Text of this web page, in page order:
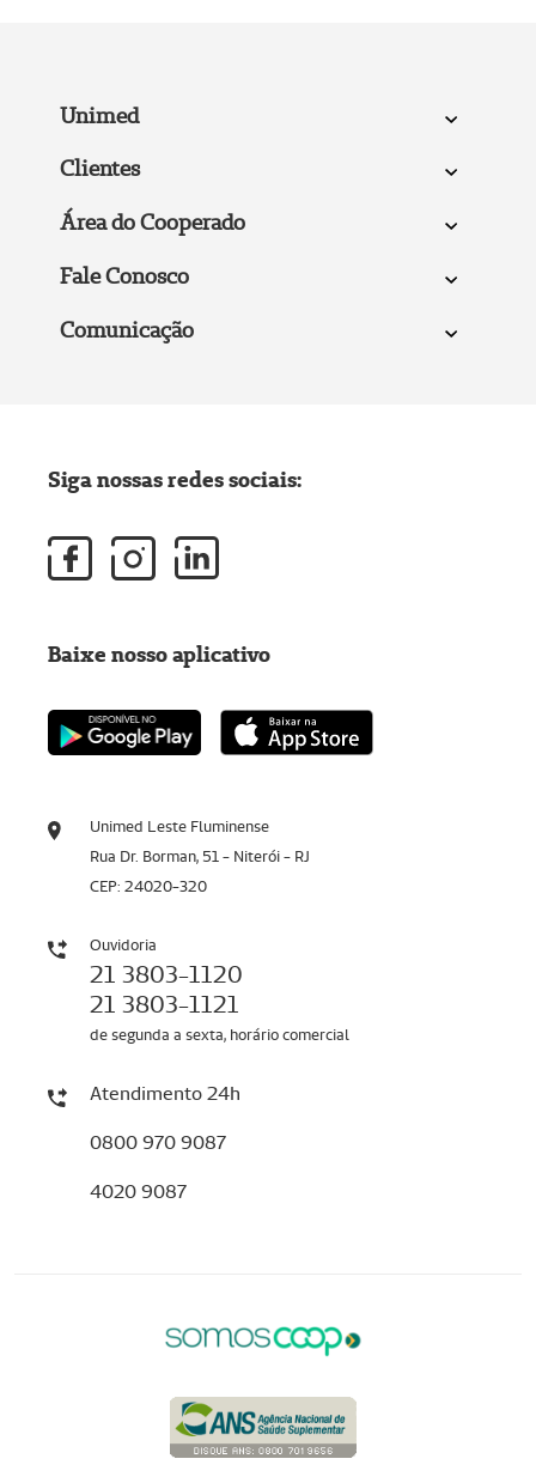
Unimed
Clientes
Área do Cooperado
Fale Conosco
Comunicação
Unimed Leste Fluminense
Rua Dr. Borman, 51 - Niterói - RJ
CEP: 24020-320
Ouvidoria
21 3803-1120
21 3803-1121
de segunda a sexta, horário comercial
Atendimento 24h
0800 970 9087
4020 9087
Siga nossas redes sociais:
Baixe nosso aplicativo